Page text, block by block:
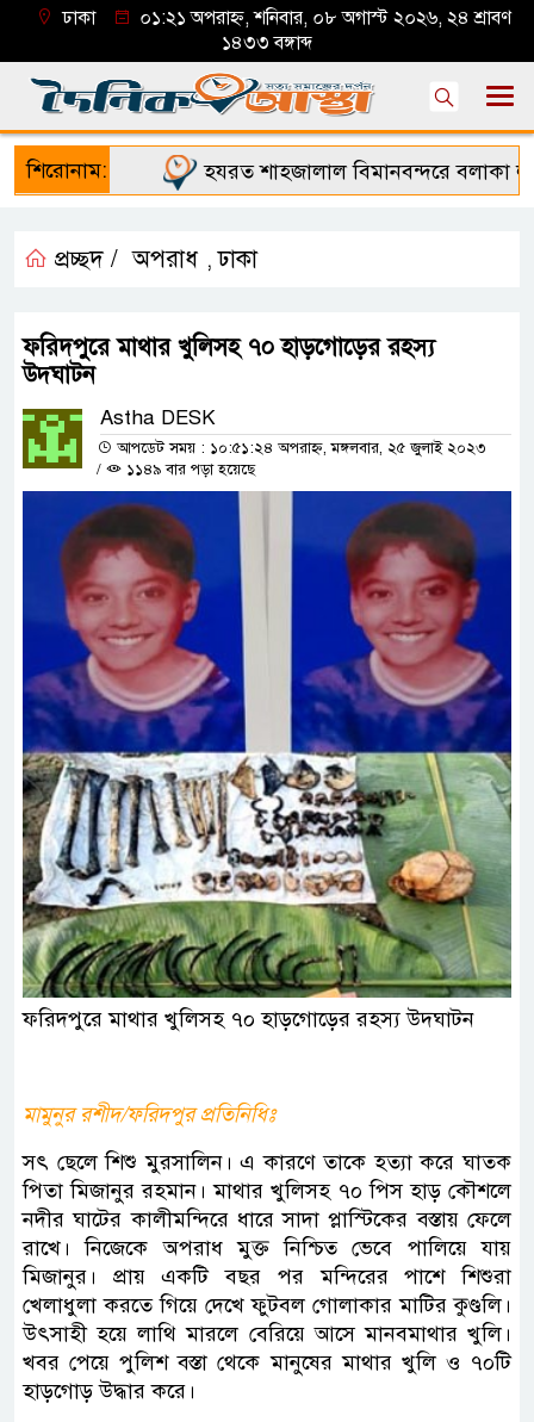
ঢাকা
০১:২১ অপরাহ্ন, শনিবার, ০৮ অগাস্ট ২০২৬, ২৪ শ্রাবণ
১৪৩৩ বঙ্গাব্দ
শিরোনাম: হযরত শাহজালাল বিমানবন্দরে বলাকা
প্রচ্ছদ / অপরাধ ,ঢাকা
ফরিদপুরে মাথার খুলিসহ ৭০ হাড়গোড়ের রহস্য
উদ্ঘাটন
Astha DESK
আপডেট সময় : ১০:৫১:২৪ অপরাহ্ন, মঙ্গলবার, ২৫ জুলাই ২০২৩
/
১১৪৯ বার পড়া হয়েছে
ফরিদপুরে মাথার খুলিসহ ৭০ হাড়গোড়ের রহস্য উদ্ঘাটন
মামুনুর রশীদ/ফরিদপুর প্রতিনিধিঃ
সৎ ছেলে শিশু মুরসালিন। এ কারণে তাকে হত্যা করে ঘাতক
পিতা মিজানুর রহমান। মাথার খুলিসহ ৭০ পিস হাড় কৌশলে
নদীর ঘাটের কালীমন্দিরে ধারে সাদা প্লাস্টিকের বস্তায় ফেলে
রাখে। নিজেকে অপরাধ মুক্ত নিশ্চিত ভেবে পালিয়ে যায়
মিজানুর। প্রায় একটি বছর পর মন্দিরের পাশে শিশুরা
খেলাধুলা করতে গিয়ে দেখে ফুটবল গোলাকার মাটির কুণ্ডলি।
উৎসাহী হয়ে লাথি মারলে বেরিয়ে আসে মানবমাথার খুলি।
খবর পেয়ে পুলিশ বস্তা থেকে মানুষের মাথার খুলি ও ৭০টি
হাড়গোড় উদ্ধার করে।